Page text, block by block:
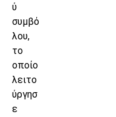
ύ
συμβό
λου,
το
οποίο
λειτο
ύργησ
ε